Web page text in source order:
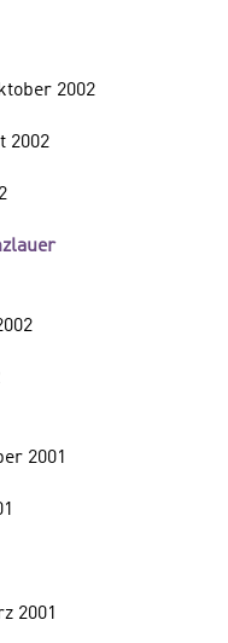
2002
2002
2001
2001